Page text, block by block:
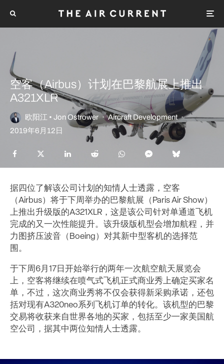
空客（Airbus）计划在巴黎航展上推出
A321XLR
欧阳江 • Jon Ostrower · Aircraft Development ·
2019年6月12日
据四位了解该公司计划的知情人士透露，空客
（Airbus）将于下周举办的巴黎航展（Paris Air Show）
上推出升级版的A321XLR，这是该公司针对单通道飞机
完成的又一次性能提升。该升级版机型会增加航程，并
力图挤压波音（Boeing）对其新中型客机的选择范
围。
于下周6月17日开始举行的两年一次航空航天展览会
上，空客将继续在喷气式飞机正式商业秀上确定买家名
单，不过，这次商业秀将不仅会获得新采购承诺，还包
括对现有A320neo系列飞机订单的转化。该机型的巴黎
交易将收获来自世界各地的买家，包括至少一家美国航
空公司，据其中两位知情人士透露。